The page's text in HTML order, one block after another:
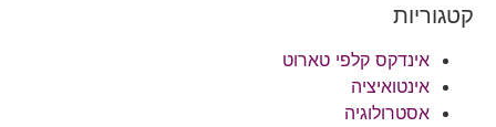
קטגוריות
אינדקס קלפי טארוט
אינטואיציה
אסטרולוגיה